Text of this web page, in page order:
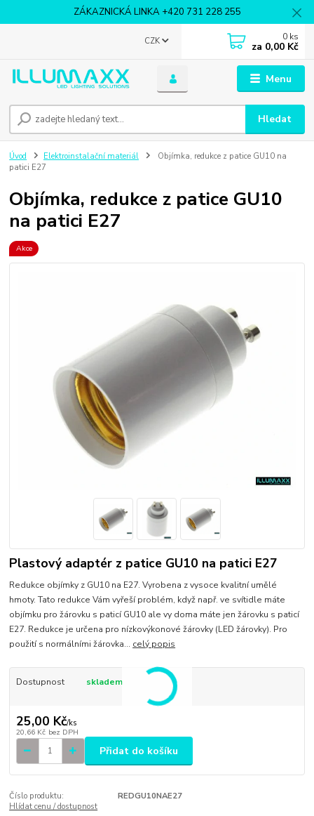
ZÁKAZNICKÁ LINKA +420 731 228 255
Menu
CZK
Hledat
0 ks
za 0,00 Kč
Úvod Elektroinstalační materiál
Objímka, redukce z patice GU10 na
patici E27
Objímka, redukce z patice GU10
na patici E27
Akce
Plastový adaptér z patice GU10 na patici E27
Redukce objímky z GU10 na E27. Vyrobena z vysoce kvalitní umělé
hmoty. Tato redukce Vám vyřeší problém, když např. ve svítidle máte
objímku pro žárovku s paticí GU10 ale vy doma máte jen žárovku s paticí
E27. Redukce je určena pro nízkovýkonové žárovky (LED žárovky). Pro
použití s normálními žárovka... celý popis
Dostupnost skladem
25,00 Kč/ks
20,66 Kč bez DPH
Přidat do košíku
Číslo produktu:
REDGU10NAE27
Hlídat cenu / dostupnost